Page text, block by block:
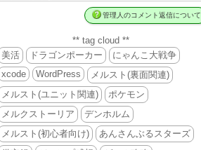
管理人のコメント返信について
** tag cloud **
美活
ドラゴンポーカー
にゃんこ大戦争
xcode
WordPress
メルスト(裏面関連)
メルスト(ユニット関連)
ポケモン
メルクストーリア
デンホルム
メルスト(初心者向け)
あんさんぶるスターズ